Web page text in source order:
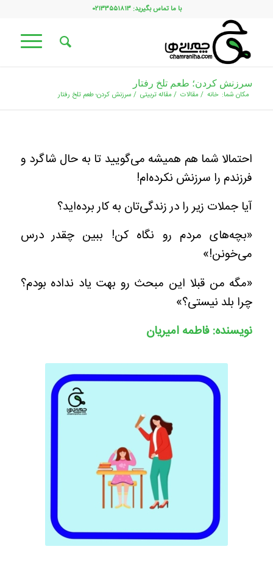
با ما تماس بگیرید: ۰۲۱۳۳۵۵۱۸۱۳
سرزنش کردن؛ طعم تلخ رفتار
مکان شما: خانه / مقالات / مقاله تربیتی / سرزنش کردن؛ طعم تلخ رفتار
احتمالا شما هم همیشه می‌گویید تا به حال شاگرد و
فرزندم را سرزنش نکرده‌ام!
آیا جملات زیر را در زندگی‌تان به کار برده‌اید؟
«بچه‌های مردم رو نگاه کن! ببین چقدر درس
می‌خونن!»
«مگه من قبلا این مبحث رو بهت یاد نداده بودم؟
چرا بلد نیستی؟»
نویسنده: فاطمه امیریان